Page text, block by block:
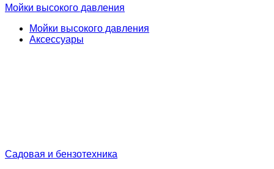
Мойки высокого давления
Мойки высокого давления
Аксессуары
Садовая и бензотехника